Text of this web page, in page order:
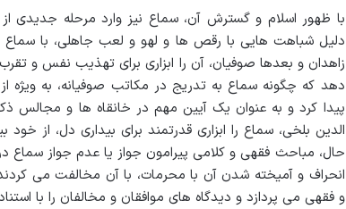
با ظهور اسلام و گسترش آن، سماع نیز وارد مرحله جدیدی
دلیل شباهت هایی با رقص ها و لهو و لعب جاهلی، با سماع
زاهدان و بعدها صوفیان، آن را ابزاری برای تهذیب نفس و
دهد که چگونه سماع به تدریج در مکاتب صوفیانه، به
پیدا کرد و به عنوان یک آیین مهم در خانقاه ها و مجالس
الدین بلخی، سماع را ابزاری قدرتمند برای بیداری دل، از
حال، مباحث فقهی و کلامی پیرامون جواز یا عدم جواز سماع
انحراف و آمیخته شدن آن با محرمات، با آن مخالفت می
و فقهی می پردازد و دیدگاه های موافقان و مخالفان را با